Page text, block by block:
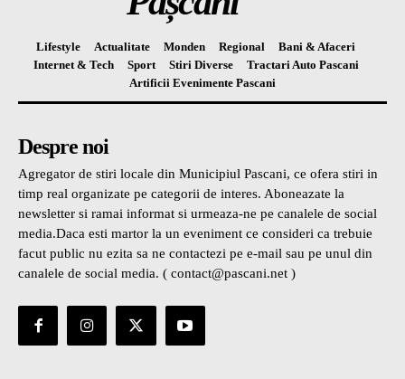
Lifestyle Actualitate Monden Regional
Bani & Afaceri
Internet & Tech
Sport Stiri Diverse
Tractari Auto Pascani
Artificii Evenimente Pascani
Despre noi
Agregator de stiri locale din Municipiul Pascani, ce ofera stiri in
timp real organizate pe categorii de interes. Aboneazate la
newsletter si ramai informat si urmeaza-ne pe canalele de social
media.Daca esti martor la un eveniment ce consideri ca trebuie
facut public nu ezita sa ne contactezi pe e-mail sau pe unul din
canalele de social media. ( contact@pascani.net )